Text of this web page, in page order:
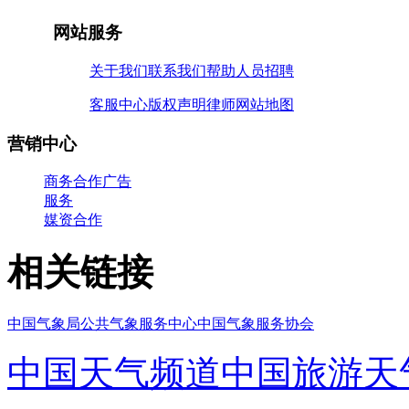
网站服务
关于我们联系我们帮助 人员招聘
客服中心版权声明律师网站地图
营销中心
商务合作广告
服务
媒资合作
相关链接
中国气象局公共气象服务中心中国气象服务协会
中国天气频道中国旅游天